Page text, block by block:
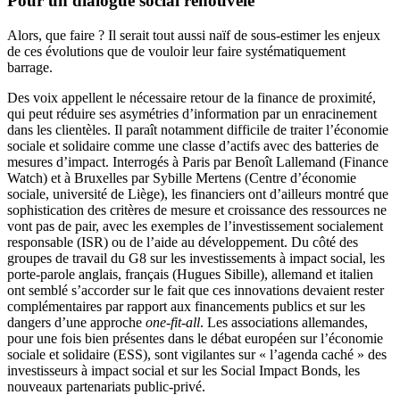
Alors, que faire ? Il serait tout aussi naïf de sous-estimer les enjeux
de ces évolutions que de vouloir leur faire systématiquement
barrage.
Des voix appellent le nécessaire retour de la finance de proximité,
qui peut réduire ses asymétries d’information par un enracinement
dans les clientèles. Il paraît notamment difficile de traiter l’économie
sociale et solidaire comme une classe d’actifs avec des batteries de
mesures d’impact. Interrogés à Paris par Benoît Lallemand (Finance
Watch) et à Bruxelles par Sybille Mertens (Centre d’économie
sociale, université de Liège), les financiers ont d’ailleurs montré que
sophistication des critères de mesure et croissance des ressources ne
vont pas de pair, avec les exemples de l’investissement socialement
responsable (ISR) ou de l’aide au développement. Du côté des
groupes de travail du G8 sur les investissements à impact social, les
porte-parole anglais, français (Hugues Sibille), allemand et italien
ont semblé s’accorder sur le fait que ces innovations devaient rester
complémentaires par rapport aux financements publics et sur les
dangers d’une approche one-fit-all. Les associations allemandes,
pour une fois bien présentes dans le débat européen sur l’économie
sociale et solidaire (ESS), sont vigilantes sur « l’agenda caché » des
investisseurs à impact social et sur les Social Impact Bonds, les
nouveaux partenariats public-privé.